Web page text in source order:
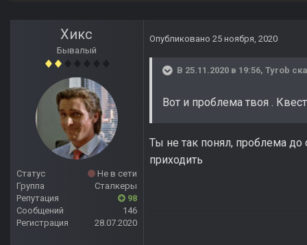
Хикс
Бывалый
Статус
Не в сети
Группа
Сталкеры
Репутация
98
Сообщений
146
Регистрация
28.07.2020
Опубликовано 25 ноября, 2020
В 25.11.2020 в 19:56, Tyrob
Вот и проблема твоя .
Ты не так понял, проблема до
приходить